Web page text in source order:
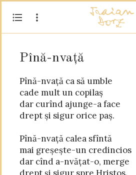
Pînă-nvață
Pînă-nvață ca să umble
cade mult un copilaș
dar curînd ajunge-a face
drept și sigur orice paș.
Pînă-nvață calea sfîntă
mai greșește-un credincios
dar cînd a-nvățat-o, merge